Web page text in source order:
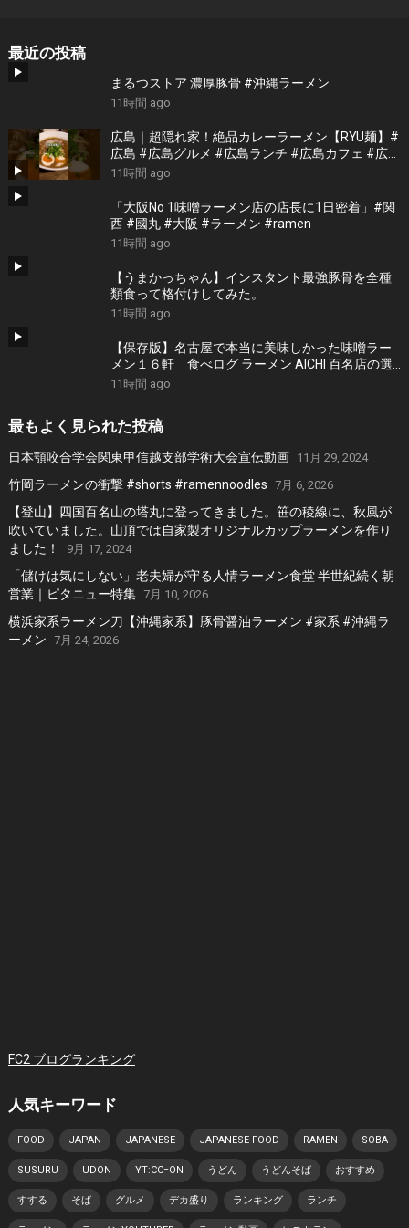
最近の投稿
まるつストア 濃厚豚骨 #沖縄ラーメン
11時間 ago
広島｜超隠れ家！絶品カレーラーメン【RYU麺】#
広島 #広島グルメ #広島ランチ #広島カフェ #広島
ディナー #japanesefood #japantrip #hiroshima
11時間 ago
「大阪No 1味噌ラーメン店の店長に1日密着」#関
西 #國丸 #大阪 #ラーメン #ramen
11時間 ago
【うまかっちゃん】インスタント最強豚骨を全種
類食って格付けしてみた。
11時間 ago
【保存版】名古屋で本当に美味しかった味噌ラー
メン１６軒 食べログ ラーメン AICHI 百名店の選
出店から札幌白味噌ラーメン、好来系薬膳味噌ら
11時間 ago
最もよく見られた投稿
日本顎咬合学会関東甲信越支部学術大会宣伝動画 11月 29, 2024
竹岡ラーメンの衝撃 #shorts #ramennoodles 7月 6, 2026
【登山】四国百名山の塔丸に登ってきました。笹の稜線に、秋風が
吹いていました。山頂では自家製オリジナルカップラーメンを作り
ました！
9月 17, 2024
「儲けは気にしない」老夫婦が守る人情ラーメン食堂 半世紀続く朝
営業｜ピタニュー特集 7月 10, 2026
横浜家系ラーメン刀【沖縄家系】豚骨醤油ラーメン #家系 #沖縄ラ
ーメン 7月 24, 2026
FC2 ブログランキング
人気キーワード
FOOD JAPAN JAPANESE JAPANESE FOOD RAMEN SOBA
SUSURU UDON YT:CC=ON うどん うどんそば おすすめ
すする そば グルメ デカ盛り ランキング ランチ